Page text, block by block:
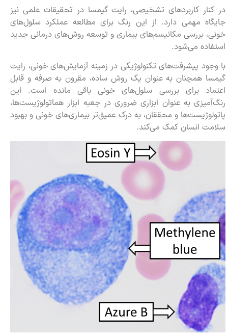
در کنار کاربردهای تشخیصی، رایت گیمسا در تحقیقات علمی نیز
جایگاه مهمی دارد. از این رنگ برای مطالعه عملکرد سلول‌های
خونی، بررسی مکانیسم‌های بیماری و توسعه روش‌های درمانی جدید
استفاده می‌شود.
با وجود پیشرفت‌های تکنولوژیکی در زمینه آزمایش‌های خونی، رایت
گیمسا همچنان به عنوان یک روش ساده، مقرون به صرفه و قابل
اعتماد برای بررسی سلول‌های خونی باقی مانده است. این
رنگ‌آمیزی به عنوان ابزاری ضروری در جعبه ابزار هماتولوژیست‌ها،
پاتولوژیست‌ها و محققان، به درک عمیق‌تر بیماری‌های خونی و بهبود
سلامت انسان کمک می‌کند.